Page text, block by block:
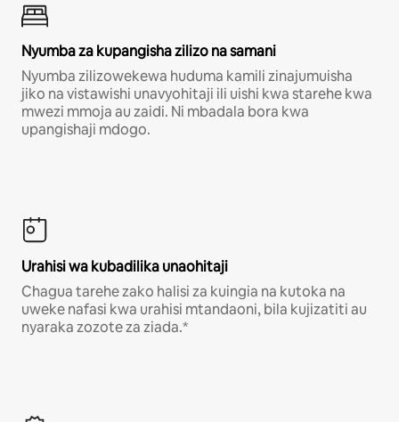
Nyumba za kupangisha zilizo na samani
Nyumba zilizowekewa huduma kamili zinajumuisha
jiko na vistawishi unavyohitaji ili uishi kwa starehe kwa
mwezi mmoja au zaidi. Ni mbadala bora kwa
upangishaji mdogo.
Urahisi wa kubadilika unaohitaji
Chagua tarehe zako halisi za kuingia na kutoka na
uweke nafasi kwa urahisi mtandaoni, bila kujizatiti au
nyaraka zozote za ziada.*